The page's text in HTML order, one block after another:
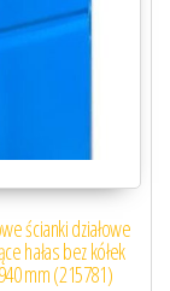
ścianki działowe
hałas bez kółek
mm (215781)